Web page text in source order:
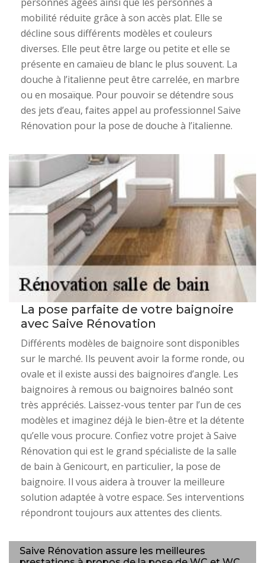
mobilité réduite grâce à son accès plat. Elle se
décline sous différents modèles et couleurs
diverses. Elle peut être large ou petite et elle se
présente en camaïeu de blanc le plus souvent. La
douche à l’italienne peut être carrelée, en marbre
ou en mosaïque. Pour pouvoir se détendre sous
des jets d’eau, faites appel au professionnel Saive
Rénovation pour la pose de douche à l’italienne.
La pose parfaite de votre baignoire
avec Saive Rénovation
Différents modèles de baignoire sont disponibles
sur le marché. Ils peuvent avoir la forme ronde, ou
ovale et il existe aussi des baignoires d’angle. Les
baignoires à remous ou baignoires balnéo sont
très appréciés. Laissez-vous tenter par l’un de ces
modèles et imaginez déjà le bien-être et la détente
qu’elle vous procure. Confiez votre projet à Saive
Rénovation qui est le grand spécialiste de la salle
de bain à Genicourt, en particulier, la pose de
baignoire. Il vous aidera à trouver la meilleure
solution adaptée à votre espace. Ses interventions
répondront toujours aux attentes des clients.
Saive Rénovation assure les meilleures